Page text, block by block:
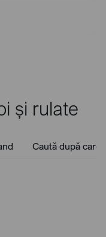
și rulate
Caută după